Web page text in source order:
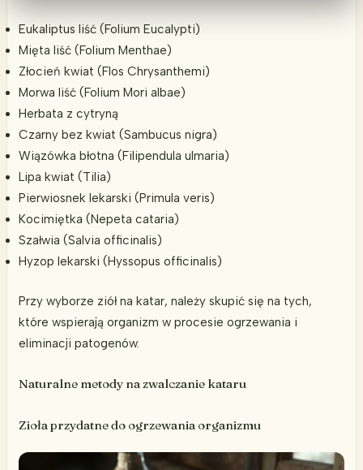
Eukaliptus liść (Folium Eucalypti)
Mięta liść (Folium Menthae)
Złocień kwiat (Flos Chrysanthemi)
Morwa liść (Folium Mori albae)
Herbata z cytryną
Czarny bez kwiat (Sambucus nigra)
Wiązówka błotna (Filipendula ulmaria)
Lipa kwiat (Tilia)
Pierwiosnek lekarski (Primula veris)
Kocimiętka (Nepeta cataria)
Szałwia (Salvia officinalis)
Hyzop lekarski (Hyssopus officinalis)
Przy wyborze ziół na katar, należy skupić się na tych,
które wspierają organizm w procesie ogrzewania i
eliminacji patogenów.
Naturalne metody na zwalczanie kataru
Zioła przydatne do ogrzewania organizmu